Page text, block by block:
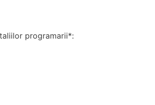
programarii*: